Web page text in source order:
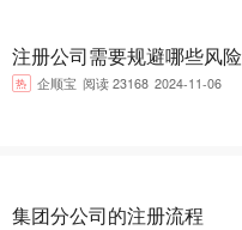
注册公司需要规避哪些风险
热 企顺宝 阅读 23168 2024-11-06
集团分公司的注册流程